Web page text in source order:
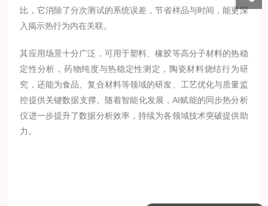
比，它消除了分次测试的系统误差，节省样品与时间，能更深
入揭示热行为内在关联。
其应用场景十分广泛，可用于塑料、橡胶等高分子材料的热稳
定性分析，药物纯度与热稳定性测定，陶瓷材料烧结行为研
究，还能为食品、复合材料等领域的研发、工艺优化与质量监
控提供关键数据支撑。随着智能化发展，AI赋能的同步热分析
仪进一步提升了数据分析效率，持续为各领域技术突破提供助
力。